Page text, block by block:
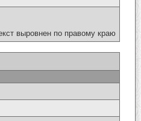
выровнен по правому краю